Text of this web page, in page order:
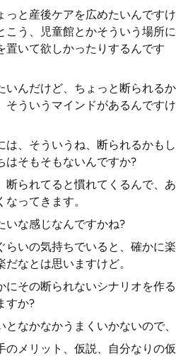
っと産後ケアを広めたいんですけ
こう、児童館とかそういう場所に
置いて欲しかったりするんです
いんだけど、ちょっと断られるか
そういうマインドがあるんですけ
は、そういうね、断られるかもし
はそもそもないんですか?
断られてると慣れてくるんで、あ
ってきます。
いな感じなんですかね?
らいの気持ちでいると、確かに楽
なとは思いますけど。
にその断られないシナリオを作る
すか?
なかなかうまくいかないので、
のメリット、仮説、自分なりの仮